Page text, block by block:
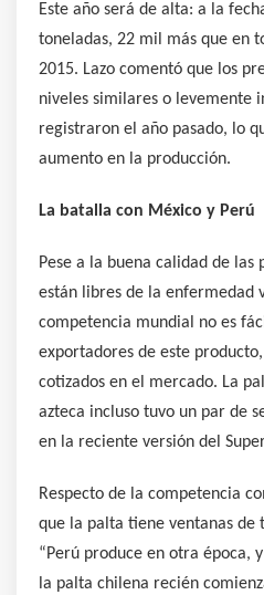
Este año será de alta: a la
toneladas, 22 mil más que en
2015. Lazo comentó que los
niveles similares o levemente
registraron el año pasado, lo
aumento en la producción.
La batalla con México y Perú
Pese a la buena calidad de las
están libres de la enfermedad
competencia mundial no es
exportadores de este
cotizados en el mercado. La
azteca incluso tuvo un par de
en la reciente versión del
Respecto de la competencia
que la palta tiene ventanas de
“Perú produce en otra época,
la palta chilena recién